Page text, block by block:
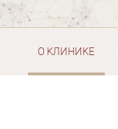
О КЛИНИКЕ